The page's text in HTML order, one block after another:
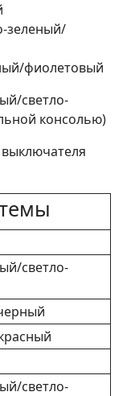
зеленый/
фиолетовый
светло-
консолью)
светло-
светло-